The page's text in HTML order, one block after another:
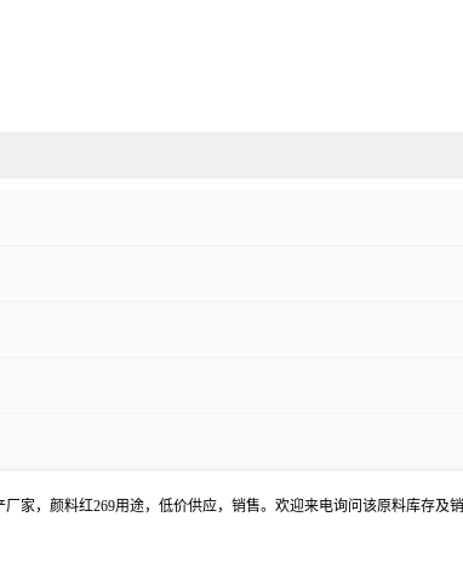
家，颜料红269用途，低价供应，销售。欢迎来电询问该原料库存及销